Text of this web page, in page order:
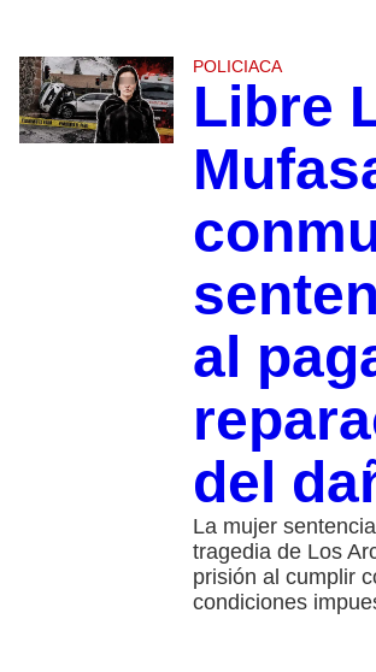
POLICIACA
Libre
al
del
La mujer
tragedia de Los
prisión al cumplir
condiciones